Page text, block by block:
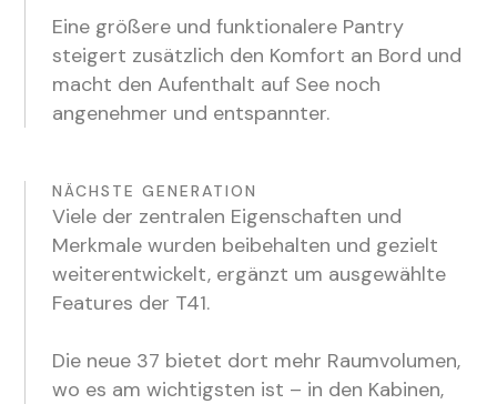
Eine größere und funktionalere Pantry
steigert zusätzlich den Komfort an Bord und
macht den Aufenthalt auf See noch
angenehmer und entspannter.
NÄCHSTE GENERATION
Viele der zentralen Eigenschaften und
Merkmale wurden beibehalten und gezielt
weiterentwickelt, ergänzt um ausgewählte
Features der T41.
Die neue 37 bietet dort mehr Raumvolumen,
wo es am wichtigsten ist – in den Kabinen,